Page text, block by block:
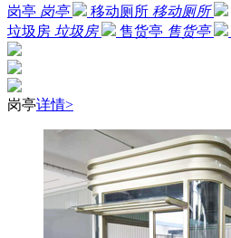
岗亭 岗亭 移动厕所 移动厕所
垃圾房 垃圾房 售货亭 售货亭
岗亭详情>